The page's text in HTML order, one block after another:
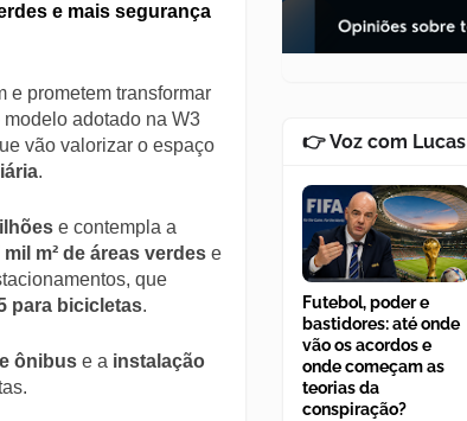
e mais segurança
e prometem transformar
adotado na W3
vão valorizar o espaço
.
e contempla a
mil m² de áreas verdes e
que
para bicicletas.
ônibus e a instalação
👉 Voz com Lucas
Futebol, poder e
bastidores: até onde
vão os acordos e
onde começam as
teorias da
conspiração?